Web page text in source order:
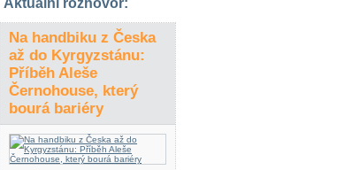
Aktuální rozhovor:
Na handbiku z Česka
až do Kyrgyzstánu:
Příběh Aleše
Černohouse, který
bourá bariéry